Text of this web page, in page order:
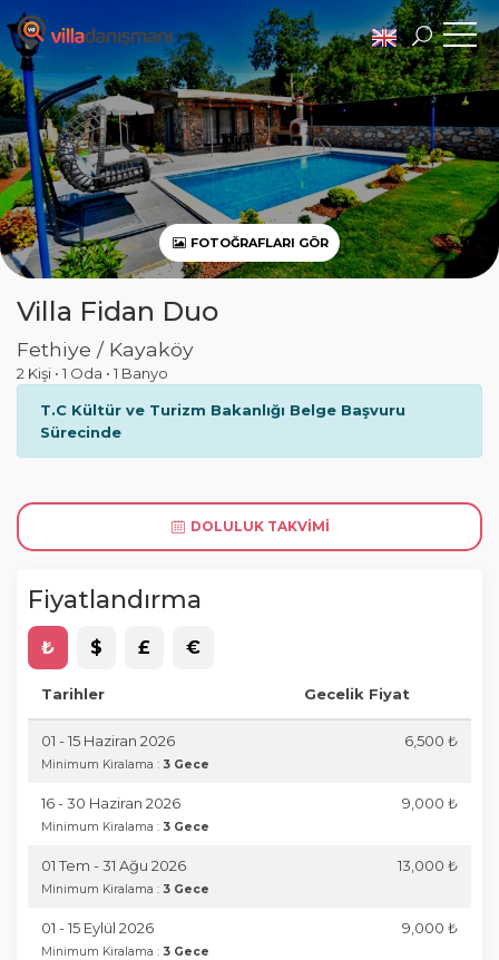
FOTOĞRAFLARI GÖR
Villa Fidan Duo
Fethiye / Kayaköy
2 Kişi • 1 Oda • 1 Banyo
T.C Kültür ve Turizm Bakanlığı Belge Başvuru
Sürecinde
DOLULUK TAKVIMI
Fiyatlandırma
₺ $ £ €
Tarihler Gecelik Fiyat
01 - 15 Haziran 2026
Minimum Kiralama : 3 Gece
6,500 ₺
16 - 30 Haziran 2026
Minimum Kiralama : 3 Gece
9,000 ₺
01 Tem - 31 Ağu 2026
Minimum Kiralama : 3 Gece
13,000 ₺
01 - 15 Eylül 2026
Minimum Kiralama : 3 Gece
9,000 ₺